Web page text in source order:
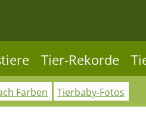
Tier-Rekorde
Farben Tierbaby-Fotos